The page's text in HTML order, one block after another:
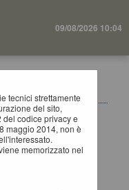
09/08/2026 10:04
tecnici strettamente
del sito,
codice privacy e
maggio 2014, non è
memorizzato nel